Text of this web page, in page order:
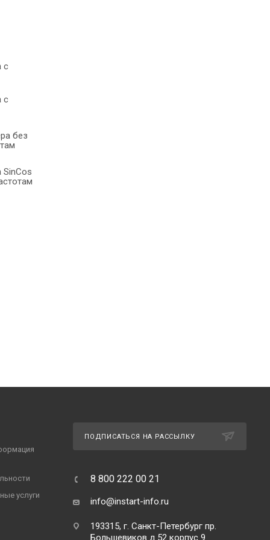
с
с
без
SinCos
услуги
ПОДПИСАТЬСЯ НА РАССЫЛКУ
8 800 222 00 21
info@instart-info.ru
193315, г. Санкт-Петербург пр.
Большевиков д.52 корпус 9